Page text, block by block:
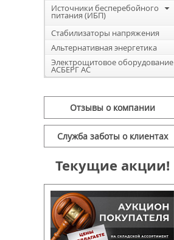
Источники бесперебойного
питания (ИБП)
Стабилизаторы напряжения
Альтернативная энергетика
Электрощитовое оборудование
АСБЕРГ АС
Отзывы о компании
Служба заботы о клиентах
Текущие акции!